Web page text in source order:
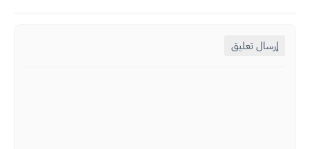
إرسال تعليق